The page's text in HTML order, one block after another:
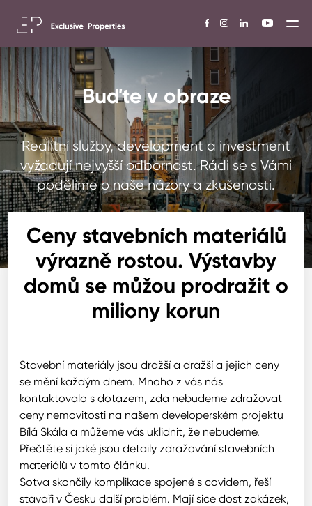
Buďte v obraze
Realitní služby, development a investment
vyžadují nejvyšší odbornost. Rádi se s Vámi
podělíme o naše názory a zkušenosti.
Ceny stavebních materiálů
výrazně rostou. Výstavby
domů se můžou prodražit o
miliony korun
Stavební materiály jsou dražší a dražší a jejich ceny
se mění každým dnem. Mnoho z vás nás
kontaktovalo s dotazem, zda nebudeme zdražovat
ceny nemovitosti na našem developerském projektu
Bílá Skála a můžeme vás uklidnit, že nebudeme.
Přečtěte si jaké jsou detaily zdražování stavebních
materiálů v tomto článku.
Sotva skončily komplikace spojené s covidem, řeší
stavaři v Česku další problém. Mají sice dost zakázek,